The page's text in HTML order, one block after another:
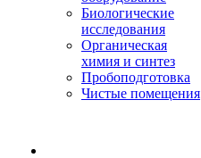
Биологические
исследования
Органическая
химия и синтез
Пробоподготовка
Чистые помещения